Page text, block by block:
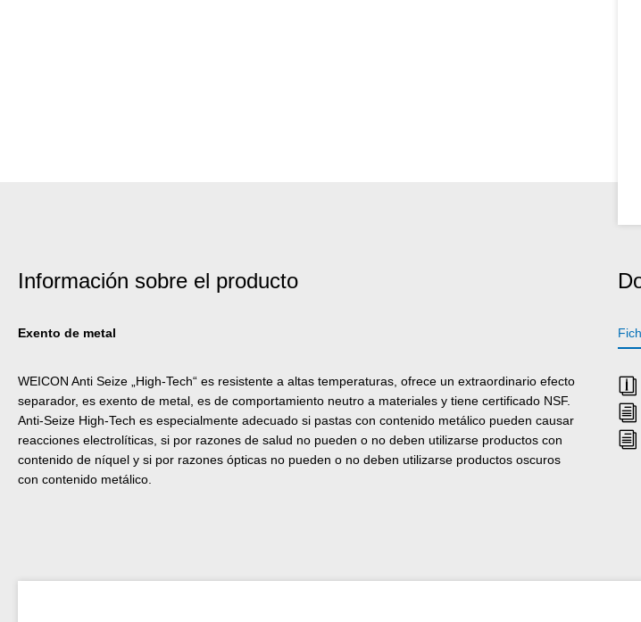
Información sobre el producto
Exento de metal
WEICON Anti Seize „High-Tech“ es resistente a altas temperaturas, ofrece un extraordinario efecto
separador, es exento de metal, es de comportamiento neutro a materiales y tiene certificado NSF.
Anti-Seize High-Tech es especialmente adecuado si pastas con contenido metálico pueden causar
reacciones electrolíticas, si por razones de salud no pueden o no deben utilizarse productos con
contenido de níquel y si por razones ópticas no pueden o no deben utilizarse productos oscuros
con contenido metálico.